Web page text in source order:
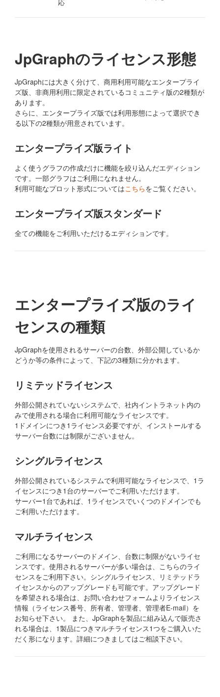
応
JpGraphのライセンス形態
JpGraphには大きく分けて、商用利用可能なエンタープライ
ズ版、非商用利用に限定されているコミュニティ版の2種類が
あります。
さらに、エンタープライズ版では利用形態によって選択でき
る以下の2種類が用意されています。
エンタープライズ版ライト
よく使うグラフの作成だけに機能を絞り込んだエディション
です。一部グラフはご利用になれません。
利用可能なプロット形式についてはこちらをご覧ください。
エンタープライズ版スタンダード
全ての機能をご利用いただけるエディションです。
エンタープライズ版のライ
センスの種類
JpGraphを使用されるサーバーの台数、外部公開しているか
どうか等の条件によって、下記の3種類に分かれます。
リミテッドライセンス
外部公開されていないシステムで、社内イントラネット内の
みで使用される場合に利用可能なライセンスです。
1ドメインにつき1ライセンス必要ですが、インストールする
サーバー台数には制限がございません。
シングルライセンス
外部公開されているシステムで利用可能なライセンスで、1ラ
イセンスにつき1台のサーバーでご利用いただけます。
サーバー1台であれば、1ライセンスでいくつのドメインでも
ご利用いただけます。
マルチライセンス
ご利用になるサーバーのドメイン、台数に制限がないライセ
ンスです。使用されるサーバーが多い場合は、こちらのライ
センスをご利用下さい。シングルライセンス、リミテッドラ
イセンスからのアップグレードも可能です。アップグレード
を希望される場合は、お問い合わせフォームよりライセンス
情報（ライセンス番号、所有者、管理者、管理者E-mail）を
お知らせ下さい。 また、JpGraphを製品に組み込んで販売さ
れる場合は、1製品につきマルチライセンス1つをご購入いた
だく形になります。詳細につきましてはご相談下さい。